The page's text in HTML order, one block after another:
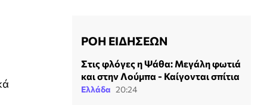
ΡΟΗ ΕΙΔΗΣΕΩΝ
Στις φλόγες η Ψάθα: Μεγάλη φωτιά
και στην Λούμπα - Καίγονται σπίτια
Ελλάδα 20:24